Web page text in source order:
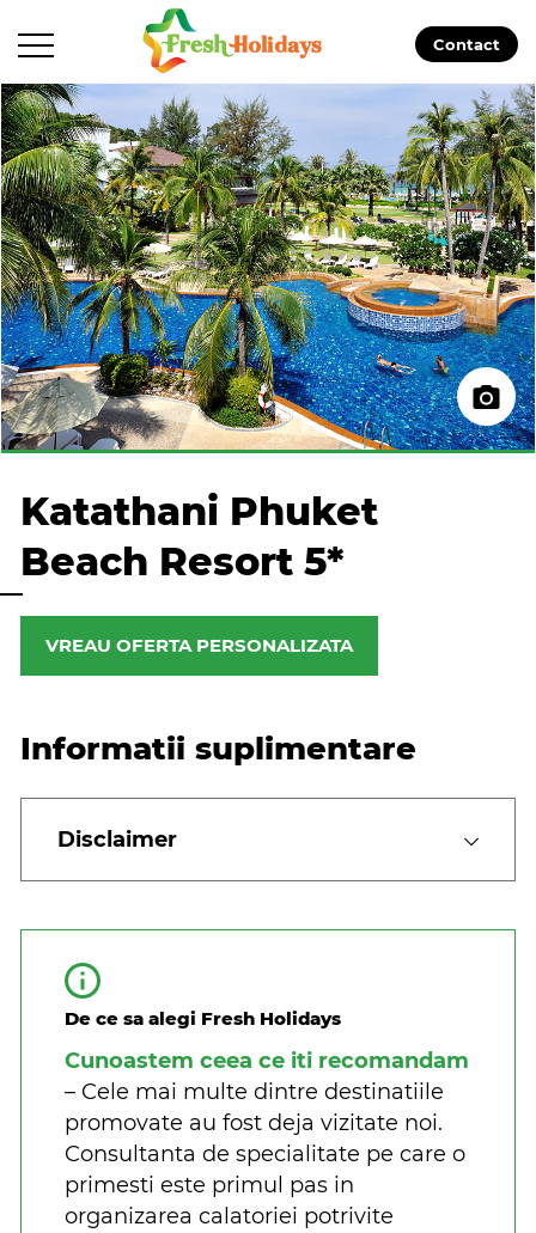
Contact
Katathani Phuket
Beach Resort 5*
VREAU OFERTA PERSONALIZATA
Informatii suplimentare
Disclaimer
De ce sa alegi Fresh Holidays
Cunoastem ceea ce iti recomandam
– Cele mai multe dintre destinatiile
promovate au fost deja vizitate noi.
Consultanta de specialitate pe care o
primesti este primul pas in
organizarea calatoriei potrivite